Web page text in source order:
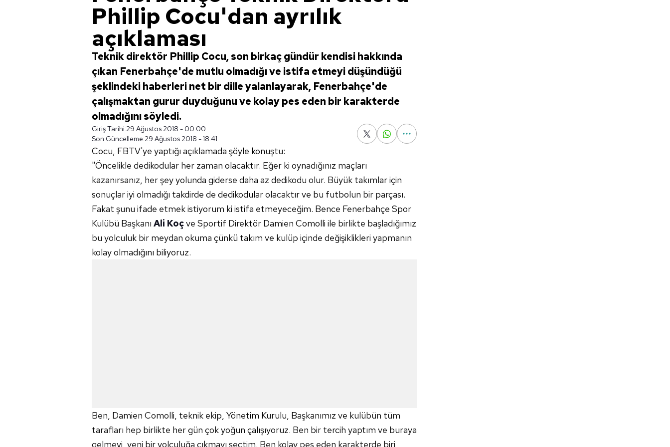
Phillip Cocu'dan ayrılık
açıklaması
Teknik direktör Phillip Cocu, son birkaç gündür kendisi hakkında
çıkan Fenerbahçe'de mutlu olmadığı ve istifa etmeyi düşündüğü
şeklindeki haberleri net bir dille yalanlayarak, Fenerbahçe'de
çalışmaktan gurur duyduğunu ve kolay pes eden bir karakterde
olmadığını söyledi.
Giriş Tarihi:29 Ağustos 2018 - 00:00
Son Güncelleme:29 Ağustos 2018 - 18:41
Cocu, FBTV'ye yaptığı açıklamada şöyle konuştu:
"Öncelikle dedikodular her zaman olacaktır. Eğer ki oynadığınız maçları
kazanırsanız, her şey yolunda giderse daha az dedikodu olur. Büyük takımlar için
sonuçlar iyi olmadığı takdirde de dedikodular olacaktır ve bu futbolun bir parçası.
Fakat şunu ifade etmek istiyorum ki istifa etmeyeceğim. Bence Fenerbahçe Spor
Kulübü Başkanı Ali Koçve Sportif Direktör Damien Comolli ile birlikte başladığımız
bu yolculuk bir meydan okuma çünkü takım ve kulüp içinde değişiklikleri yapmanın
kolay olmadığını biliyoruz.
Ben, Damien Comolli, teknik ekip, Yönetim Kurulu, Başkanımız ve kulübün tüm
tarafları hep birlikte her gün çok yoğun çalışıyoruz. Ben bir tercih yaptım ve buraya
gelmeyi, yeni bir yolculuğa çıkmayı seçtim. Ben kolay pes eden karakterde biri